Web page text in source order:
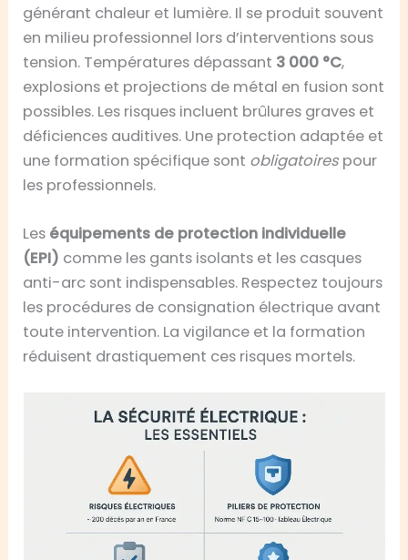
générant chaleur et lumière. Il se produit souvent
en milieu professionnel lors d’interventions sous
tension. Températures dépassant 3 000 °C,
explosions et projections de métal en fusion sont
possibles. Les risques incluent brûlures graves et
déficiences auditives. Une protection adaptée et
une formation spécifique sont obligatoires pour
les professionnels.
Les équipements de protection individuelle
(EPI) comme les gants isolants et les casques
anti-arc sont indispensables. Respectez toujours
les procédures de consignation électrique avant
toute intervention. La vigilance et la formation
réduisent drastiquement ces risques mortels.